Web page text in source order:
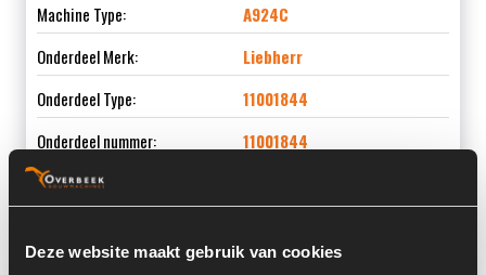
Deze website maakt gebruik van cookies
Machine Type:
A924C
Onderdeel Merk:
Liebherr
Onderdeel Type:
11001844
Onderdeel nummer:
11001844
Informatie